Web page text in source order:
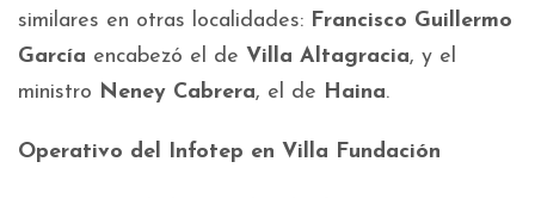
similares en otras localidades: Francisco Guillermo
García encabezó el de Villa Altagracia, y el
ministro Neney Cabrera, el de Haina.
Operativo del Infotep en Villa Fundación